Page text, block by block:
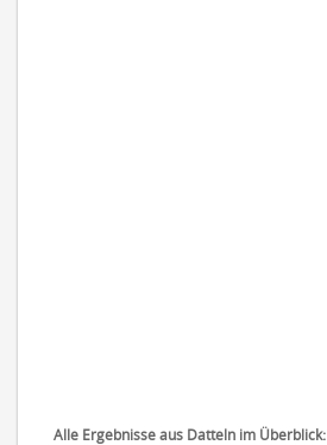
Alle Ergebnisse aus Datteln im Überblick: